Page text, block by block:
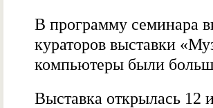
В программу семинара
кураторов выставки
компьютеры были
Выставка открылась 12